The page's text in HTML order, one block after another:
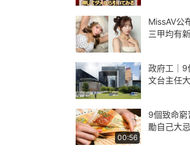
MissAV公
三甲均有
政府工｜9
文台主任
00:56
9個致命
勵自己大